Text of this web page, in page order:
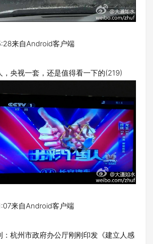
来自Android客户端
央视一套，还是值得看一下的(219)
来自Android客户端
杭州市政府办公厅刚刚印发《建立人感